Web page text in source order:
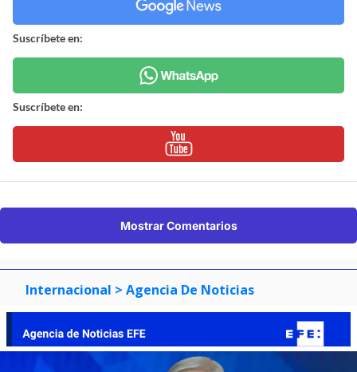
Suscríbete en:
Suscríbete en:
Mostrar Comentarios
Internacional > Agencia De Noticias